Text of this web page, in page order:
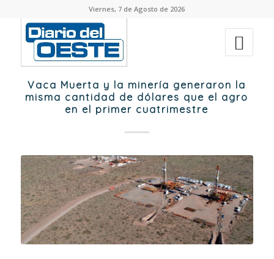
Viernes, 7 de Agosto de 2026
Vaca Muerta y la minería generaron la
misma cantidad de dólares que el agro
en el primer cuatrimestre